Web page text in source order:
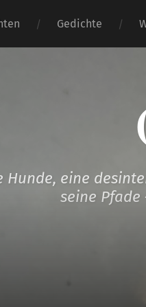
Gedichte
Hunde, eine
seine Pfade